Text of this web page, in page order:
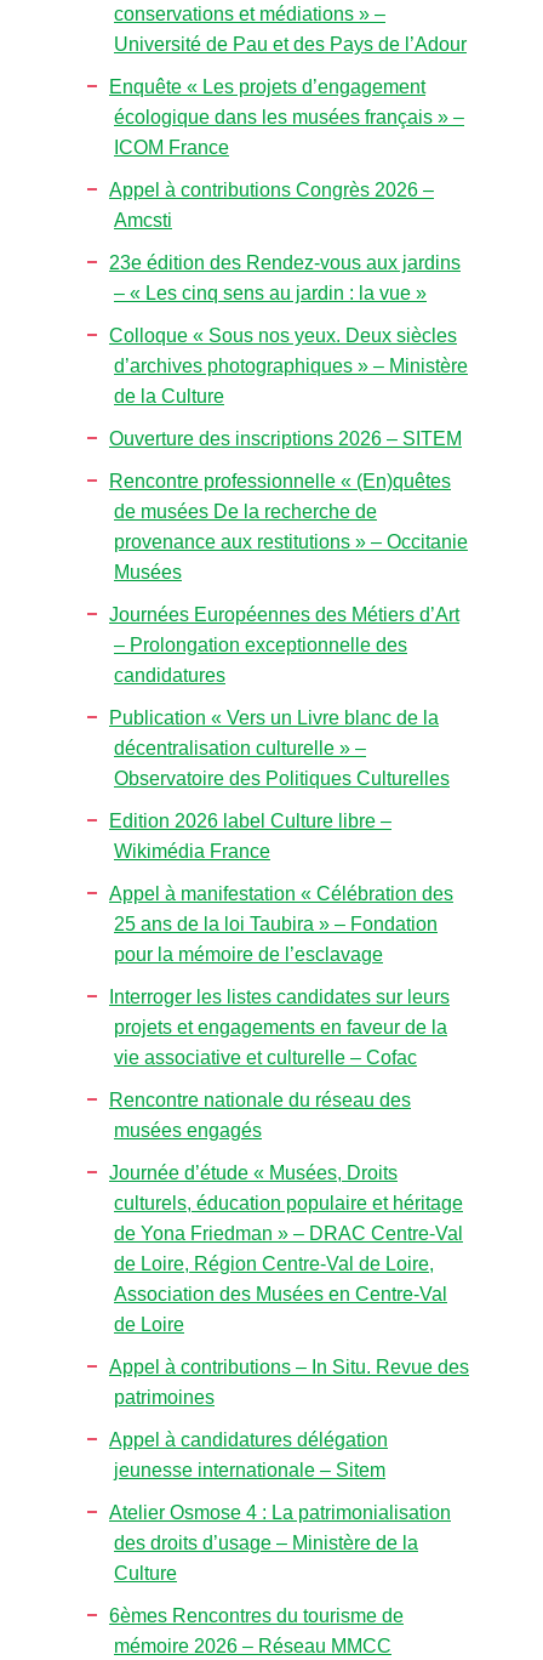
conservations et médiations » –
Université de Pau et des Pays de l’Adour
Enquête « Les projets d’engagement
écologique dans les musées français » –
ICOM France
Appel à contributions Congrès 2026 –
Amcsti
23e édition des Rendez-vous aux jardins
– « Les cinq sens au jardin : la vue »
Colloque « Sous nos yeux. Deux siècles
d’archives photographiques » – Ministère
de la Culture
Ouverture des inscriptions 2026 – SITEM
Rencontre professionnelle « (En)quêtes
de musées De la recherche de
provenance aux restitutions » – Occitanie
Musées
Journées Européennes des Métiers d’Art
– Prolongation exceptionnelle des
candidatures
Publication « Vers un Livre blanc de la
décentralisation culturelle » –
Observatoire des Politiques Culturelles
Edition 2026 label Culture libre –
Wikimédia France
Appel à manifestation « Célébration des
25 ans de la loi Taubira » – Fondation
pour la mémoire de l’esclavage
Interroger les listes candidates sur leurs
projets et engagements en faveur de la
vie associative et culturelle – Cofac
Rencontre nationale du réseau des
musées engagés
Journée d’étude « Musées, Droits
culturels, éducation populaire et héritage
de Yona Friedman » – DRAC Centre-Val
de Loire, Région Centre-Val de Loire,
Association des Musées en Centre-Val
de Loire
Appel à contributions – In Situ. Revue des
patrimoines
Appel à candidatures délégation
jeunesse internationale – Sitem
Atelier Osmose 4 : La patrimonialisation
des droits d’usage – Ministère de la
Culture
6èmes Rencontres du tourisme de
mémoire 2026 – Réseau MMCC